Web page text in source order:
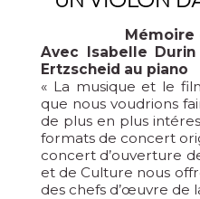
Mémoire
Avec Isabelle
Ertzscheid au piano
« La musique et le
que nous voudrions
de plus en plus
formats de concert
concert d’ouverture
et de Culture nous
des chefs d’œuvre de